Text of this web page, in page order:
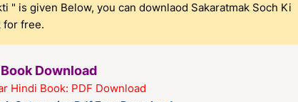
" is given Below, you can downlaod Sakaratmak Soch Ki
for free.
Download
Hindi Book: PDF Download